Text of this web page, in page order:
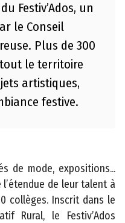
Festiv’Ados, un
le Conseil
Plus de 300
le territoire
artistiques,
festive.
de mode, expositions...
de leur talent à
collèges. Inscrit dans le
Rural, le Festiv’Ados